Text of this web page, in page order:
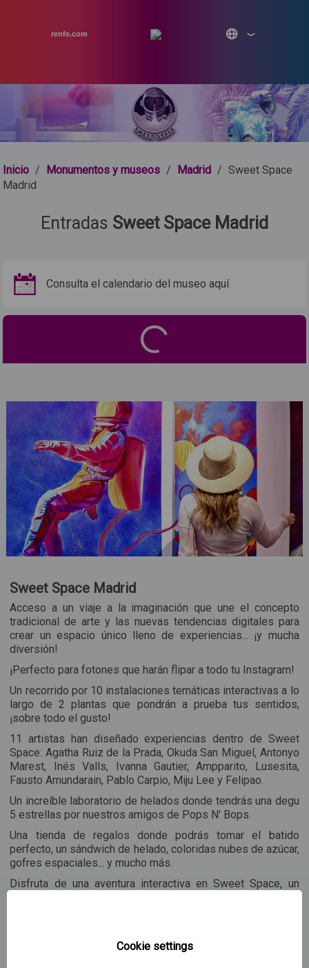
renfe.com
Inicio / Monumentos y museos / Madrid / Sweet Space
Madrid
Entradas Sweet Space Madrid
Consulta el calendario del museo aquí
Sweet Space Madrid
Acceso a un viaje a la imaginación que une el concepto
tradicional de arte y las nuevas tendencias digitales para
crear un espacio único lleno de experiencias... ¡y mucha
diversión!
¡Perfecto para fotones que harán flipar a todo tu Instagram!
Un recorrido por 10 instalaciones temáticas interactivas a lo
largo de 2 plantas que pondrán a prueba tus sentidos,
¡sobre todo el gusto!
11 artistas han diseñado experiencias dentro de Sweet
Space: Agatha Ruiz de la Prada, Okuda San Miguel, Antonyo
Marest, Inés Valls, Ivanna Gautier, Ampparito, Lusesita,
Fausto Amundarain, Pablo Carpio, Miju Lee y Felipao.
Un increíble laboratorio de helados donde tendrás una degu
5 estrellas por nuestros amigos de Pops N' Bops.
Una tienda de regalos donde podrás tomar el batido
perfecto, un sándwich de helado, coloridas nubes de azúcar,
gofres espaciales... y mucho más.
Disfruta de una aventura interactiva en Sweet Space, un
gira que irá a diferentes lugares de Europa. En Sweet
Space, todo ha sido diseñado para crear un entorno
Cookie settings